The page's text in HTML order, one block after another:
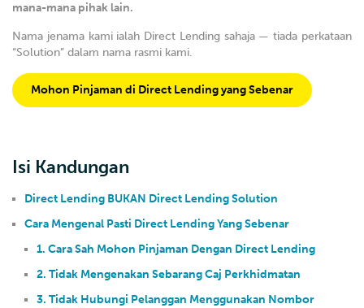
mana-mana pihak lain.
Nama jenama kami ialah Direct Lending sahaja — tiada perkataan
“Solution” dalam nama rasmi kami.
Mohon Pinjaman di Direct Lending yang Sebenar
Isi Kandungan
Direct Lending BUKAN Direct Lending Solution
Cara Mengenal Pasti Direct Lending Yang Sebenar
1. Cara Sah Mohon Pinjaman Dengan Direct Lending
2. Tidak Mengenakan Sebarang Caj Perkhidmatan
3. Tidak Hubungi Pelanggan Menggunakan Nombor